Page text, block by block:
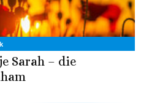
Sarah – die